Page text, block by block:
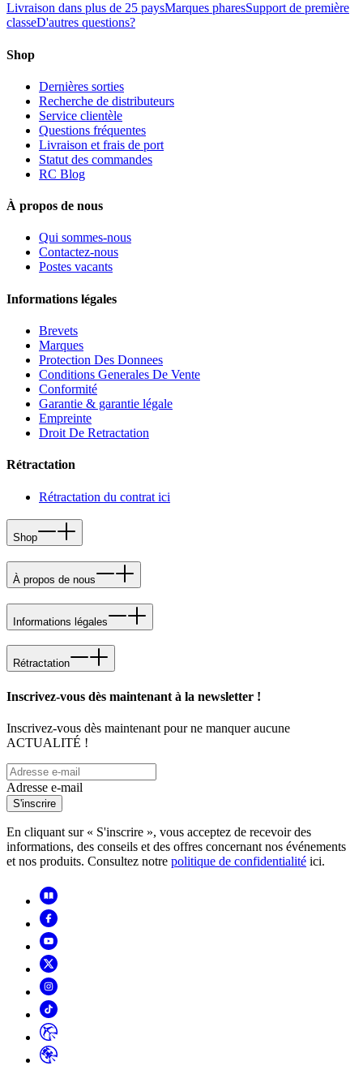
Livraison dans plus de 25 paysMarques pharesSupport de première
classeD'autres questions?
Shop
Dernières sorties
Recherche de distributeurs
Service clientèle
Questions fréquentes
Livraison et frais de port
Statut des commandes
RC Blog
À propos de nous
Qui sommes-nous
Contactez-nous
Postes vacants
Informations légales
Brevets
Marques
Protection Des Donnees
Conditions Generales De Vente
Conformité
Garantie & garantie légale
Empreinte
Droit De Retractation
Rétractation
Rétractation du contrat ici
Shop
À propos de nous
Informations légales
Rétractation
Inscrivez-vous dès maintenant à la newsletter !
Inscrivez-vous dès maintenant pour ne manquer aucune
ACTUALITÉ !
Adresse e-mail
S'inscrire
En cliquant sur « S'inscrire », vous acceptez de recevoir des
informations, des conseils et des offres concernant nos événements
et nos produits. Consultez notre politique de confidentialité ici.